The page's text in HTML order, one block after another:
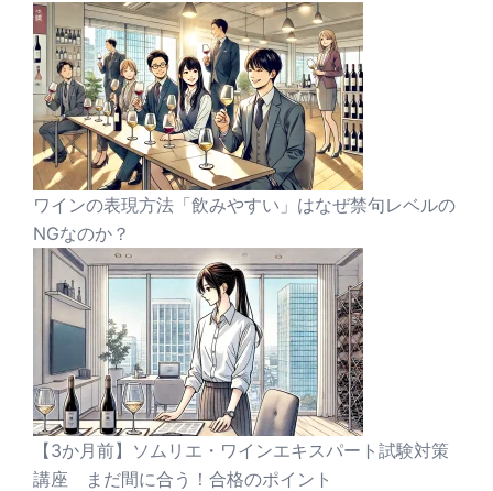
ワインの表現方法「飲みやすい」はなぜ禁句レベルの
NGなのか？
【3か月前】ソムリエ・ワインエキスパート試験対策
講座 まだ間に合う！合格のポイント